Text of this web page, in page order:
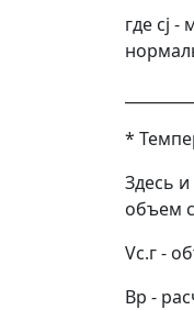
где сj -
*
Здесь
объем
Vc.г-
Вр -